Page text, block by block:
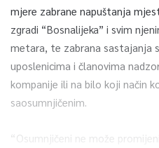
mjere zabrane napuštanja
zgradi “Bosnalijeka” i svim
metara, te zabrana sastajanja
uposlenicima i članovima
kompanije ili na bilo koji način
saosumnjičenim.
“Osumnjičeni ne može